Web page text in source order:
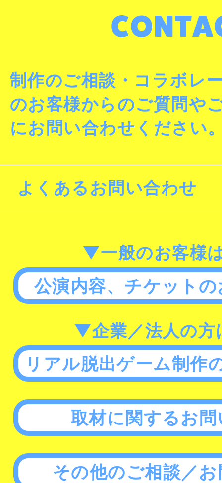
制作のご相談・コラボレ
のお客様からのご質問や
にお問い合わせください
よくあるお問い合わせ
▼一般のお客様
公演内容、チケット
▼企業／法人の方
リアル脱出ゲーム制作
取材に関するお
その他のご相談／